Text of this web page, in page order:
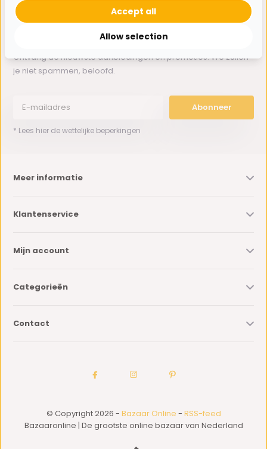
Ontvang de nieuwste aanbiedingen en promoties. We zullen
je niet spammen, beloofd.
Abonneer
* Lees hier de wettelijke beperkingen
Meer informatie
Klantenservice
Mijn account
Categorieën
Contact
© Copyright 2026 - Bazaar Online - RSS-feed
Bazaaronline | De grootste online bazaar van Nederland
Allow selection
Accept all